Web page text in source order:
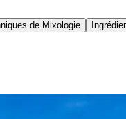
de Mixologie